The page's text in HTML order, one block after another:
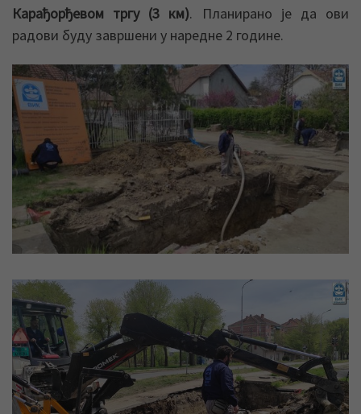
Карађорђевом тргу (3 км). Планирано је да ови
радови буду завршени у наредне 2 године.